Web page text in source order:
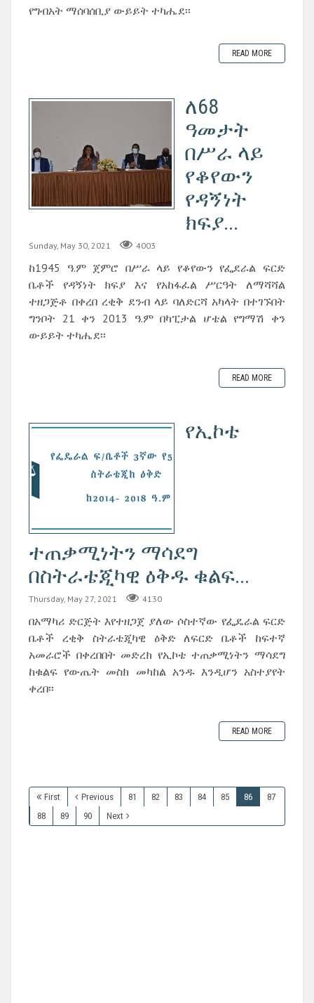
የግብአት ማሰባሰቢያ ውይይት ተካሔደ፡፡
READ MORE
ለ68
ዓመታት
በሥራ ላይ
የቆየውን
የዳኝነት
ክፍያ...
Sunday, May 30, 2021 4003
ከ1945 ዓ.ም ጀምሮ በሥራ ላይ የቆየውን የፌደራል ፍርድ
ቤቶች የዳኝነት ክፍያ እና የአከፋፈል ሥርዓት ለማሻሻል
ተዘጋጅቶ በቀረበ ረቂቅ ደንብ ላይ ባለድርሻ አካላት በተገኙበት
ግንቦት 21 ቀን 2013 ዓ.ም በካፒታል ሆቴል የግማሽ ቀን
ውይይት ተካሔደ፡፡
READ MORE
የኢኮቴ
ተጠቃሚነትን ማሳደግ
በስትራቴጂካዊ ዕቅዱ ቁልፍ...
Thursday, May 27, 2021 4130
በአማካሪ ድርጅት እየተዘጋጀ ያለው ሶስተኛው የፌዴራል ፍርድ
ቤቶች ረቂቅ ስትራቴጂካዊ ዕቅድ ለፍርድ ቤቶች ከፍተኛ
አመራሮች በቀረበበት መድረክ የኢኮቴ ተጠቃሚነትን ማሳደግ
ከቁልፍ የውጤት መስክ መካከል አንዱ እንዲሆን አስተያየት
ቀረበ፡፡
READ MORE
First Previous 81 82 83 84 85 86
87
88
89 90 Next